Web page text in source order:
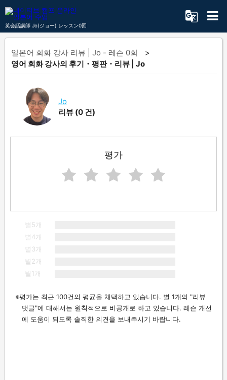
英会話講師 Jo(ジョー) レッスン0回
일본어 회화 강사 리뷰 | Jo - 레슨 0회
영어 회화 강사의 후기・평판・리뷰 | Jo
Jo
리뷰 (0 건)
평가
별5개
별4개
별3개
별2개
별1개
평가는 최근 100건의 평균을 채택하고 있습니다. 별 1개의 "리뷰
댓글"에 대해서는 원칙적으로 비공개로 하고 있습니다. 레슨 개선
에 도움이 되도록 솔직한 의견을 보내주시기 바랍니다.